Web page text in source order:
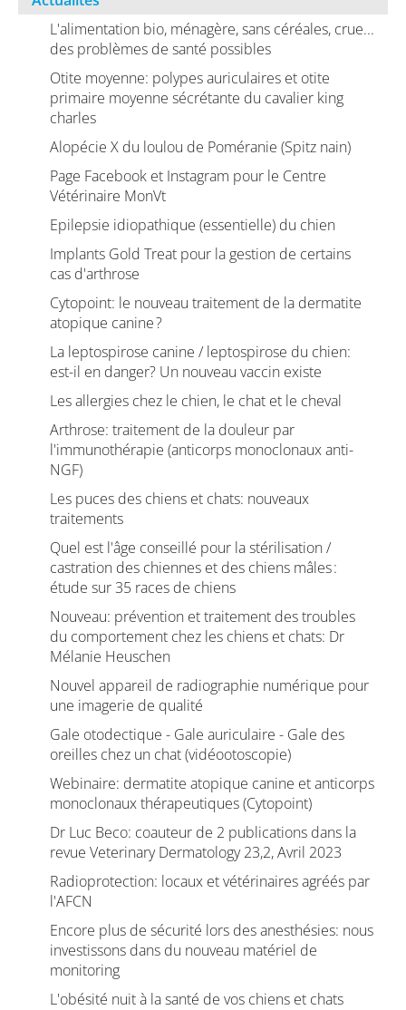
L'alimentation bio, ménagère, sans céréales, crue...
des problèmes de santé possibles
Otite moyenne: polypes auriculaires et otite
primaire moyenne sécrétante du cavalier king
charles
Alopécie X du loulou de Poméranie (Spitz nain)
Page Facebook et Instagram pour le Centre
Vétérinaire MonVt
Epilepsie idiopathique (essentielle) du chien
Implants Gold Treat pour la gestion de certains
cas d'arthrose
Cytopoint: le nouveau traitement de la dermatite
atopique canine ?
La leptospirose canine / leptospirose du chien:
est-il en danger? Un nouveau vaccin existe
Les allergies chez le chien, le chat et le cheval
Arthrose: traitement de la douleur par
l'immunothérapie (anticorps monoclonaux anti-
NGF)
Les puces des chiens et chats: nouveaux
traitements
Quel est l'âge conseillé pour la stérilisation /
castration des chiennes et des chiens mâles :
étude sur 35 races de chiens
Nouveau: prévention et traitement des troubles
du comportement chez les chiens et chats: Dr
Mélanie Heuschen
Nouvel appareil de radiographie numérique pour
une imagerie de qualité
Gale otodectique - Gale auriculaire - Gale des
oreilles chez un chat (vidéootoscopie)
Webinaire: dermatite atopique canine et anticorps
monoclonaux thérapeutiques (Cytopoint)
Dr Luc Beco: coauteur de 2 publications dans la
revue Veterinary Dermatology 23,2, Avril 2023
Radioprotection: locaux et vétérinaires agréés par
l'AFCN
Encore plus de sécurité lors des anesthésies: nous
investissons dans du nouveau matériel de
monitoring
L'obésité nuit à la santé de vos chiens et chats